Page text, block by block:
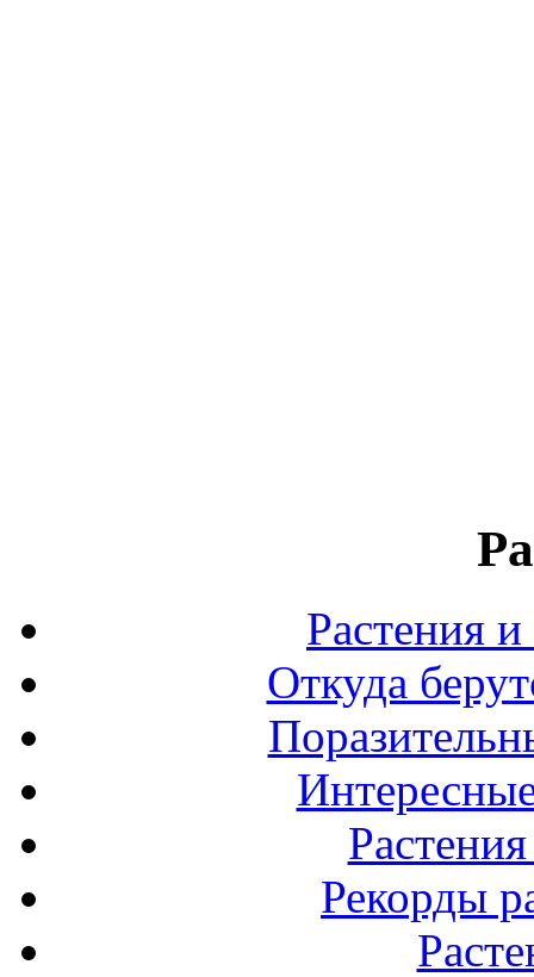
Растения
Откуда
Рекорды